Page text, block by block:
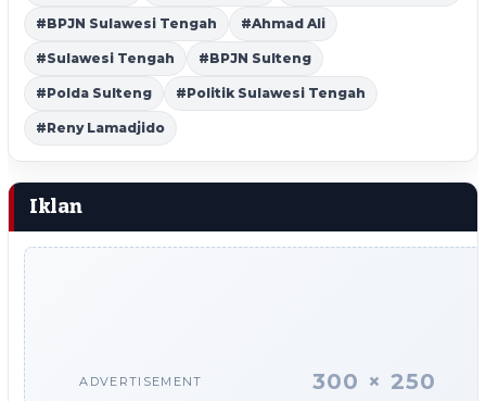
#BPJN Sulawesi Tengah #Ahmad Ali
#Sulawesi Tengah #BPJN Sulteng
#Polda Sulteng #Politik Sulawesi Tengah
#Reny Lamadjido
Iklan
ADVERTISEMENT 300 × 250